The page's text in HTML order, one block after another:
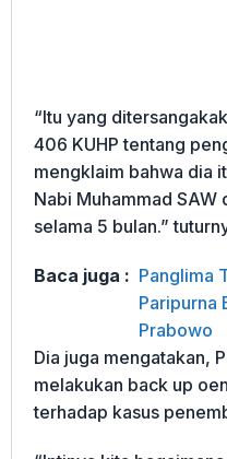
“Itu yang
406 KUHP tentang
mengklaim bahwa dia
Nabi Muhammad SAW
selama 5 bulan.”
Baca juga : Panglima
Paripurna
Prabowo
Dia juga mengatakan,
melakukan back up
terhadap kasus